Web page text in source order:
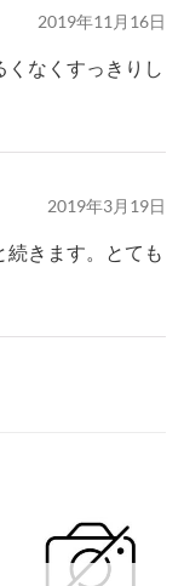
2019年11月16日
くなくすっきりし
2019年3月19日
続きます。とても